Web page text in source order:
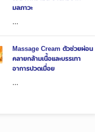
มลภาวะ
...
Massage Cream ตัวช่วยผ่อน
คลายกล้ามเนื้อและบรรเทา
อาการปวดเมื่อย
...